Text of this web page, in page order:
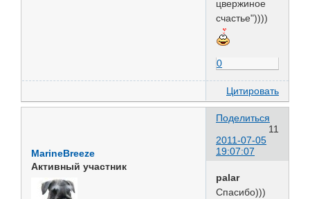
цвержиное
счастье"))))
0
Цитировать
Поделиться
11
2011-07-05
19:07:07
MarineBreeze
Активный участник
palar
Спасибо)))